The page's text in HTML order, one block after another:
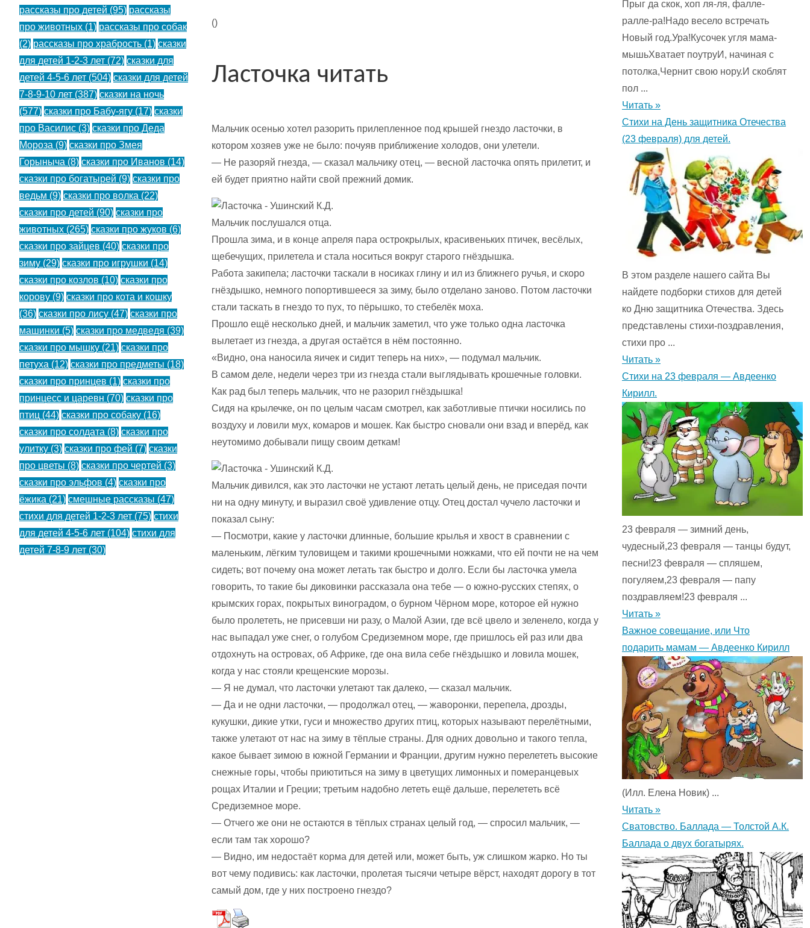
()
Ласточка читать
Мальчик осенью хотел разорить прилепленное под крышей гнездо ласточки, в
котором хозяев уже не было: почуяв приближение холодов, они улетели.
— Не разоряй гнезда, — сказал мальчику отец, — весной ласточка опять прилетит, и
ей будет приятно найти свой прежний домик.
Мальчик послушался отца.
Прошла зима, и в конце апреля пара острокрылых, красивеньких птичек, весёлых,
щебечущих, прилетела и стала носиться вокруг старого гнёздышка.
Работа закипела; ласточки таскали в носиках глину и ил из ближнего ручья, и скоро
гнёздышко, немного попортившееся за зиму, было отделано заново. Потом ласточки
стали таскать в гнездо то пух, то пёрышко, то стебелёк моха.
Прошло ещё несколько дней, и мальчик заметил, что уже только одна ласточка
вылетает из гнезда, а другая остаётся в нём постоянно.
«Видно, она наносила яичек и сидит теперь на них», — подумал мальчик.
В самом деле, недели через три из гнезда стали выглядывать крошечные головки.
Как рад был теперь мальчик, что не разорил гнёздышка!
Сидя на крылечке, он по целым часам смотрел, как заботливые птички носились по
воздуху и ловили мух, комаров и мошек. Как быстро сновали они взад и вперёд, как
неутомимо добывали пищу своим деткам!
Мальчик дивился, как это ласточки не устают летать целый день, не приседая почти
ни на одну минуту, и выразил своё удивление отцу. Отец достал чучело ласточки и
показал сыну:
— Посмотри, какие у ласточки длинные, большие крылья и хвост в сравнении с
маленьким, лёгким туловищем и такими крошечными ножками, что ей почти не на чем
сидеть; вот почему она может летать так быстро и долго. Если бы ласточка умела
говорить, то такие бы диковинки рассказала она тебе — о южно-русских степях, о
крымских горах, покрытых виноградом, о бурном Чёрном море, которое ей нужно
было пролететь, не присевши ни разу, о Малой Азии, где всё цвело и зеленело, когда у
нас выпадал уже снег, о голубом Средиземном море, где пришлось ей раз или два
отдохнуть на островах, об Африке, где она вила себе гнёздышко и ловила мошек,
когда у нас стояли крещенские морозы.
— Я не думал, что ласточки улетают так далеко, — сказал мальчик.
— Да и не одни ласточки, — продолжал отец, — жаворонки, перепела, дрозды,
кукушки, дикие утки, гуси и множество других птиц, которых называют перелётными,
также улетают от нас на зиму в тёплые страны. Для одних довольно и такого тепла,
какое бывает зимою в южной Германии и Франции, другим нужно перелететь высокие
снежные горы, чтобы приютиться на зиму в цветущих лимонных и померанцевых
рощах Италии и Греции; третьим надобно лететь ещё дальше, перелететь всё
Средиземное море.
— Отчего же они не остаются в тёплых странах целый год, — спросил мальчик, —
если там так хорошо?
— Видно, им недостаёт корма для детей или, может быть, уж слишком жарко. Но ты
вот чему подивись: как ласточки, пролетая тысячи четыре вёрст, находят дорогу в тот
самый дом, где у них построено гнездо?
рассказы про детей (95) рассказы
про животных (1) рассказы про собак
(2) рассказы про храбрость (1) сказки
для детей 1-2-3 лет (72) сказки для
детей 4-5-6 лет (504) сказки для детей
7-8-9-10 лет (387) сказки на ночь
(577) сказки про Бабу-ягу (17) сказки
про Василис (3) сказки про Деда
Мороза (9) сказки про Змея
Горыныча (8) сказки про Иванов (14)
сказки про богатырей (9) сказки про
ведьм (9) сказки про волка (22)
сказки про детей (90) сказки про
животных (265) сказки про жуков (6)
сказки про зайцев (40) сказки про
зиму (29) сказки про игрушки (14)
сказки про козлов (10) сказки про
корову (9) сказки про кота и кошку
(36) сказки про лису (47) сказки про
машинки (5) сказки про медведя (39)
сказки про мышку (21) сказки про
петуха (12) сказки про предметы (18)
сказки про принцев (1) сказки про
принцесс и царевн (70) сказки про
птиц (44) сказки про собаку (16)
сказки про солдата (8) сказки про
улитку (3) сказки про фей (7) сказки
про цветы (8) сказки про чертей (3)
сказки про эльфов (4) сказки про
ёжика (21) смешные рассказы (47)
стихи для детей 1-2-3 лет (75) стихи
для детей 4-5-6 лет (104) стихи для
детей 7-8-9 лет (30)
Прыг да скок, хоп ля-ля, фалле-
ралле-ра!Надо весело встречать
Новый год.Ура!Кусочек угля мама-
мышьХватает поутруИ, начиная с
потолка,Чернит свою нору.И скоблят
пол ...
Читать »
Стихи на День защитника Отечества
(23 февраля) для детей.
В этом разделе нашего сайта Вы
найдете подборки стихов для детей
ко Дню защитника Отечества. Здесь
представлены стихи-поздравления,
стихи про ...
Читать »
Стихи на 23 февраля — Авдеенко
Кирилл.
23 февраля — зимний день,
чудесный,23 февраля — танцы будут,
песни!23 февраля — спляшем,
погуляем,23 февраля — папу
поздравляем!23 февраля ...
Читать »
Важное совещание, или Что
подарить мамам — Авдеенко Кирилл
(Илл. Елена Новик) ...
Читать »
Сватовство. Баллада — Толстой А.К.
Баллада о двух богатырях.